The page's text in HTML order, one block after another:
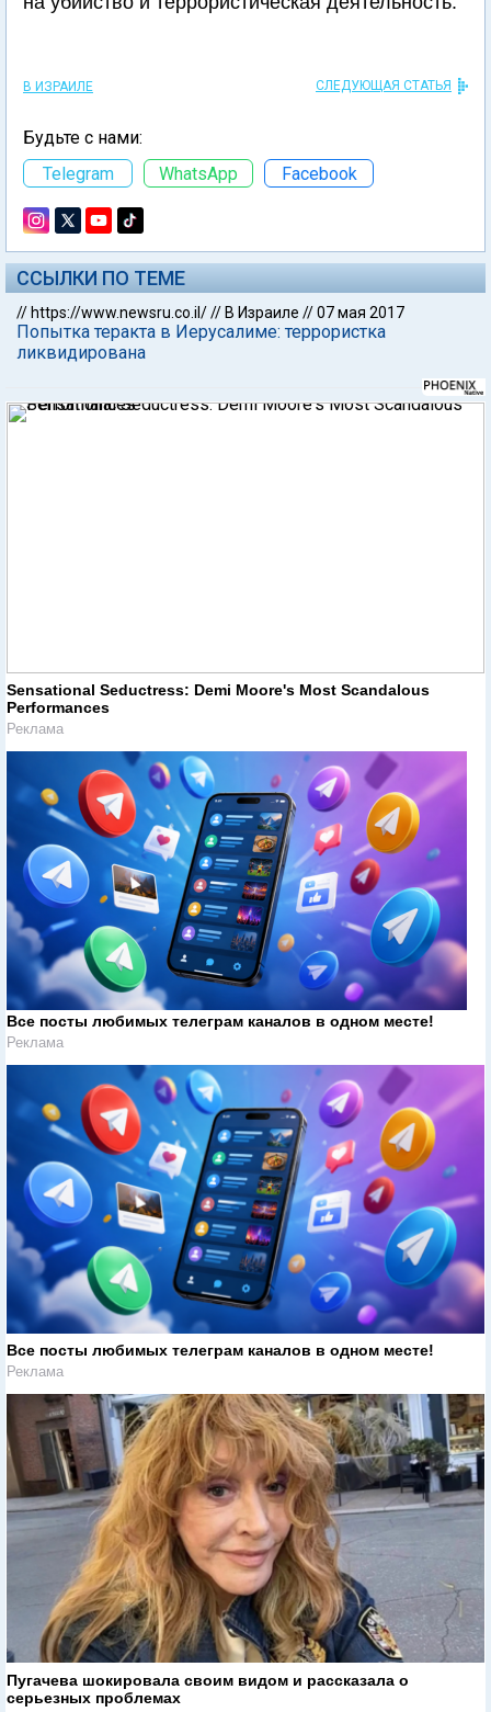
В ИЗРАИЛЕ СЛЕДУЮЩАЯ СТАТЬЯ
Будьте с нами:
Telegram
WhatsApp Facebook
ССЫЛКИ ПО ТЕМЕ
// https://www.newsru.co.il/// В Израиле //07 мая 2017
Попытка теракта в Иерусалиме: террористка
ликвидирована
Sensational Seductress: Demi Moore's Most Scandalous
Performances
Реклама
Все посты любимых телеграм каналов в одном месте!
Реклама
Все посты любимых телеграм каналов в одном месте!
Реклама
Пугачева шокировала своим видом и рассказала о
серьезных проблемах